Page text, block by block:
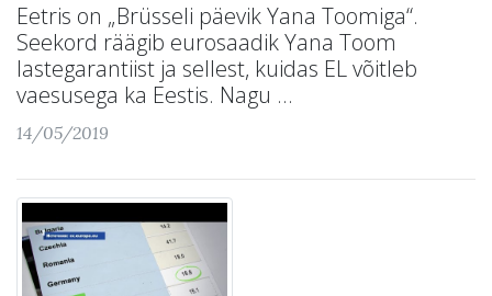
Eetris on „Brüsseli päevik Yana Toomiga“.
Seekord räägib eurosaadik Yana Toom
lastegarantiist ja sellest, kuidas EL võitleb
vaesusega ka Eestis. Nagu ...
14/05/2019